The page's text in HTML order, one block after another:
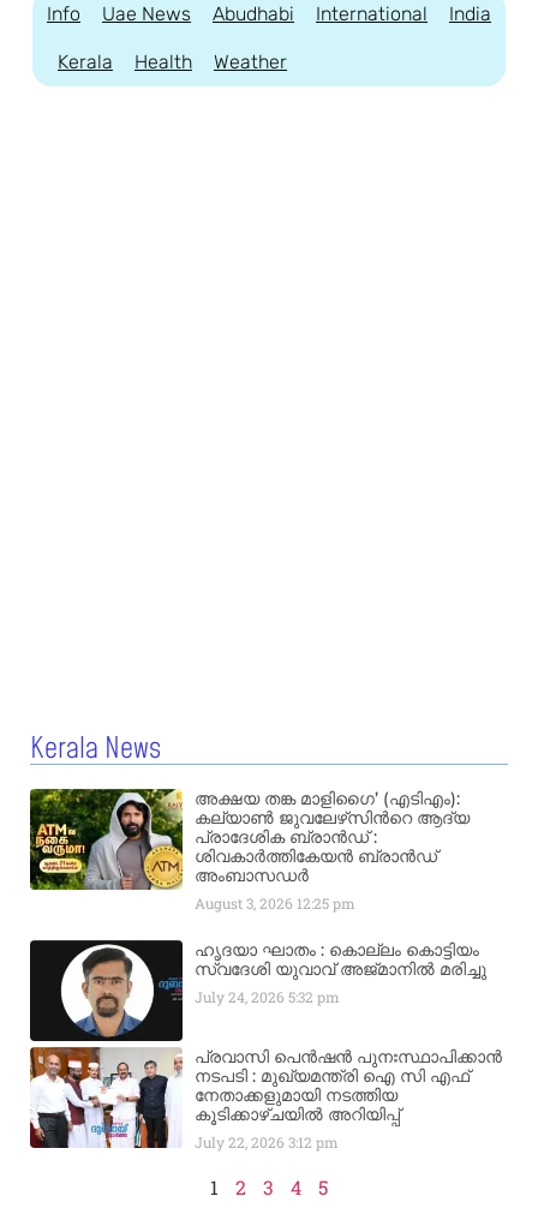
Info Uae News Abudhabi International India
Kerala Health Weather
Kerala News
അക്ഷയ തങ്ക മാളിഗൈ’ (എടിഎം):
കല്യാണ്‍ ജുവലേഴ്‌സിന്‍റെ ആദ്യ
പ്രാദേശിക ബ്രാന്‍ഡ് :
ശിവകാര്‍ത്തികേയന്‍ ബ്രാന്‍ഡ്
അംബാസഡര്‍
August 3, 2026 12:25 pm
ഹൃദയാ ഘാതം : കൊല്ലം കൊട്ടിയം
സ്വദേശി യുവാവ് അജ്മാനിൽ മരിച്ചു
July 24, 20265:32 pm
പ്രവാസി പെൻഷൻ പുനഃസ്ഥാപിക്കാൻ
നടപടി : മുഖ്യമന്ത്രി ഐ സി എഫ്
നേതാക്കളുമായി നടത്തിയ
കൂടിക്കാഴ്ചയിൽ അറിയിപ്പ്
July 22, 20263:12 pm
1 2 3 4 5